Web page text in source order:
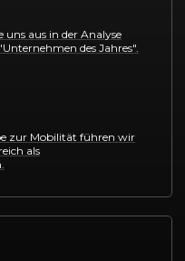
uns aus in der Analyse
des Jahres".
zur Mobilität führen wir
als